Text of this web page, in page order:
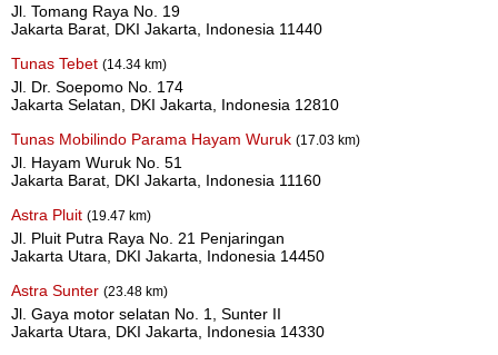
Jl. Tomang Raya No. 19
Jakarta Barat, DKI Jakarta, Indonesia 11440
Tunas Tebet (14.34 km)
Jl. Dr. Soepomo No. 174
Jakarta Selatan, DKI Jakarta, Indonesia 12810
Tunas Mobilindo Parama Hayam Wuruk (17.03 km)
Jl. Hayam Wuruk No. 51
Jakarta Barat, DKI Jakarta, Indonesia 11160
Astra Pluit (19.47 km)
Jl. Pluit Putra Raya No. 21 Penjaringan
Jakarta Utara, DKI Jakarta, Indonesia 14450
Astra Sunter (23.48 km)
Jl. Gaya motor selatan No. 1, Sunter II
Jakarta Utara, DKI Jakarta, Indonesia 14330